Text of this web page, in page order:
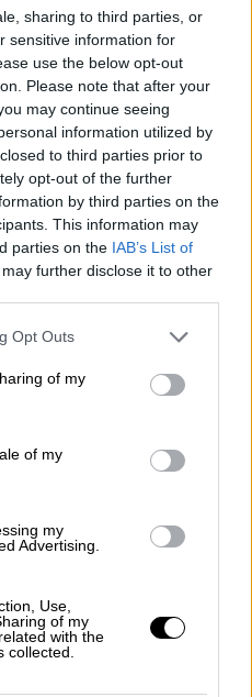
sharing to third parties, or
sensitive information for
use the below opt-out
Please note that after your
may continue seeing
information utilized by
to third parties prior to
opt-out of the further
by third parties on the
This information may
parties on the IAB’s List of
further disclose it to other
uses one or more Google
behaviour. You may click to
and its third-party tags to
purposes in below Google
Opt Outs
of my
of my
my
Advertising.
Use,
of my
with the
collected.
«Σπαρτιάτες»
Εφετών Αθηνών
τον πρόεδρο
Μιχάλη
δεκτές
εν λόγω πρώην
μεταξύ των άλλων ότι
εκλογέων καθώς
των «Σπαρτιατών»
.
τα εξής:
και
σε
συνίσταται σε
υπό την έννοια ότι
κόμμα με